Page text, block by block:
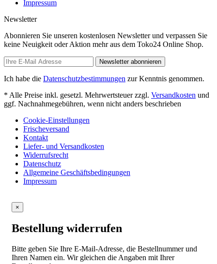
Impressum
Newsletter
Abonnieren Sie unseren kostenlosen Newsletter und verpassen Sie
keine Neuigkeit oder Aktion mehr aus dem Toko24 Online Shop.
Newsletter abonnieren
Ich habe die Datenschutzbestimmungen zur Kenntnis genommen.
* Alle Preise inkl. gesetzl. Mehrwertsteuer zzgl. Versandkosten und
ggf. Nachnahmegebühren, wenn nicht anders beschrieben
Cookie-Einstellungen
Frischeversand
Kontakt
Liefer- und Versandkosten
Widerrufsrecht
Datenschutz
Allgemeine Geschäftsbedingungen
Impressum
×
Bestellung widerrufen
Bitte geben Sie Ihre E-Mail-Adresse, die Bestellnummer und
Ihren Namen ein. Wir gleichen die Angaben mit Ihrer